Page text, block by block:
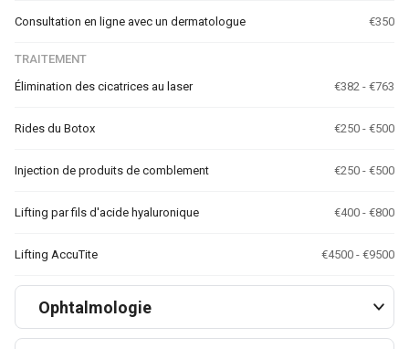
Consultation en ligne avec un dermatologue €350
TRAITEMENT
Élimination des cicatrices au laser
€382 - €763
Rides du Botox €250 - €500
Injection de produits de comblement €250 - €500
Lifting par fils d'acide hyaluronique €400 - €800
Lifting AccuTite €4500 - €9500
Ophtalmologie